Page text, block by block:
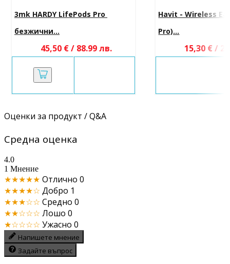
3mk HARDY LifePods Pro
безжични...
45,50 € / 88.99 лв.
Havit - Wireless
Pro)...
15,30 € /
Оценки за продукт / Q&A
Средна оценка
4.0
1 Мнение
★★★★★ Отлично 0
★★★★☆ Добро 1
★★★☆☆ Средно 0
★★☆☆☆ Лошо 0
★☆☆☆☆ Ужасно 0
Напишете мнение
Задайте въпрос